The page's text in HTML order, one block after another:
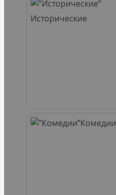
Исторические
Комедии